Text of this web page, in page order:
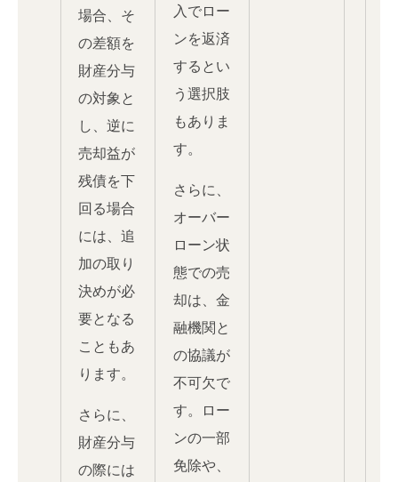
場合、そ
の差額を
財産分与
の対象と
し、逆に
売却益が
残債を下
回る場合
には、追
加の取り
決めが必
要となる
こともあ
ります。
さらに、
財産分与
の際には
入でロー
ンを返済
するとい
う選択肢
もありま
す。
さらに、
オーバー
ローン状
態での売
却は、金
融機関と
の協議が
不可欠で
す。ロー
ンの一部
免除や、